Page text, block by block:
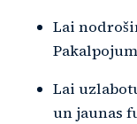
Lai
Lai
un jaunas